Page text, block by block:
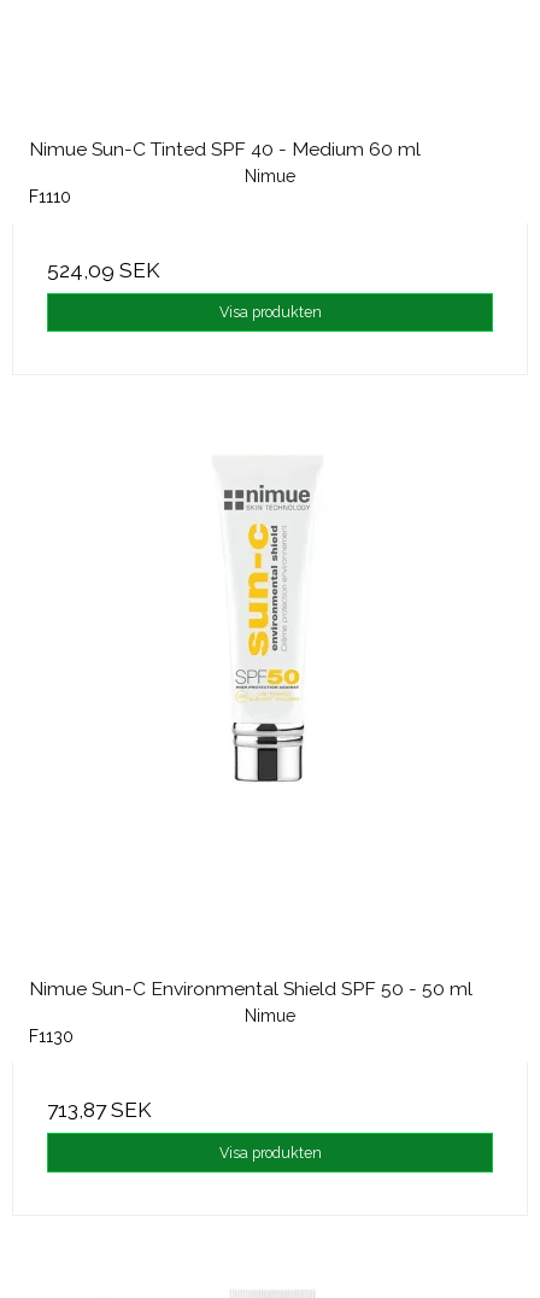
Nimue Sun-C Tinted SPF 40 - Medium 60 ml
Nimue
F1110
524,09 SEK
Visa produkten
Nimue Sun-C Environmental Shield SPF 50 - 50 ml
Nimue
F1130
713,87 SEK
Visa produkten